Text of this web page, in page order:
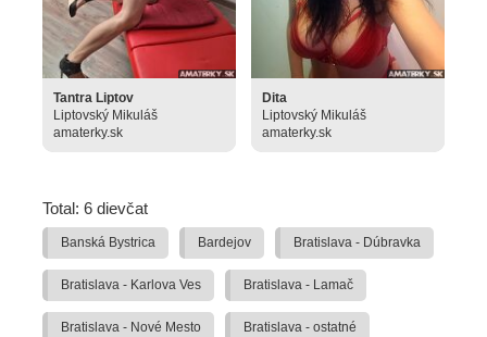
Tantra Liptov
Liptovský Mikuláš
amaterky.sk
Dita
Liptovský Mikuláš
amaterky.sk
Total: 6 dievčat
Banská Bystrica Bardejov Bratislava - Dúbravka
Bratislava - Karlova Ves Bratislava - Lamač
Bratislava - Nové Mesto Bratislava - ostatné